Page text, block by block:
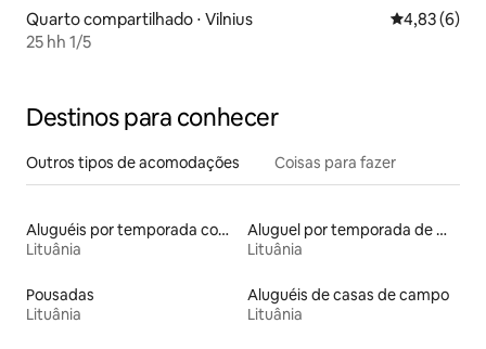
Quarto compartilhado ⋅ Vilnius 4,83 de uma
4,83 (6)
25 hh 1/5
Destinos para conhecer
Outros tipos de acomodações Coisas para fazer
Aluguéis por temporada com acesso ao lago
Lituânia
Aluguel por temporada de microcasas
Lituânia
Pousadas
Lituânia
Aluguéis de casas de campo
Lituânia